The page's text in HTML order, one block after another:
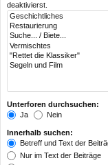
deaktivierst.
Unterforen durchsuchen:
Ja
Nein
Innerhalb suchen:
Betreff und Text der
Nur im Text der Beiträge